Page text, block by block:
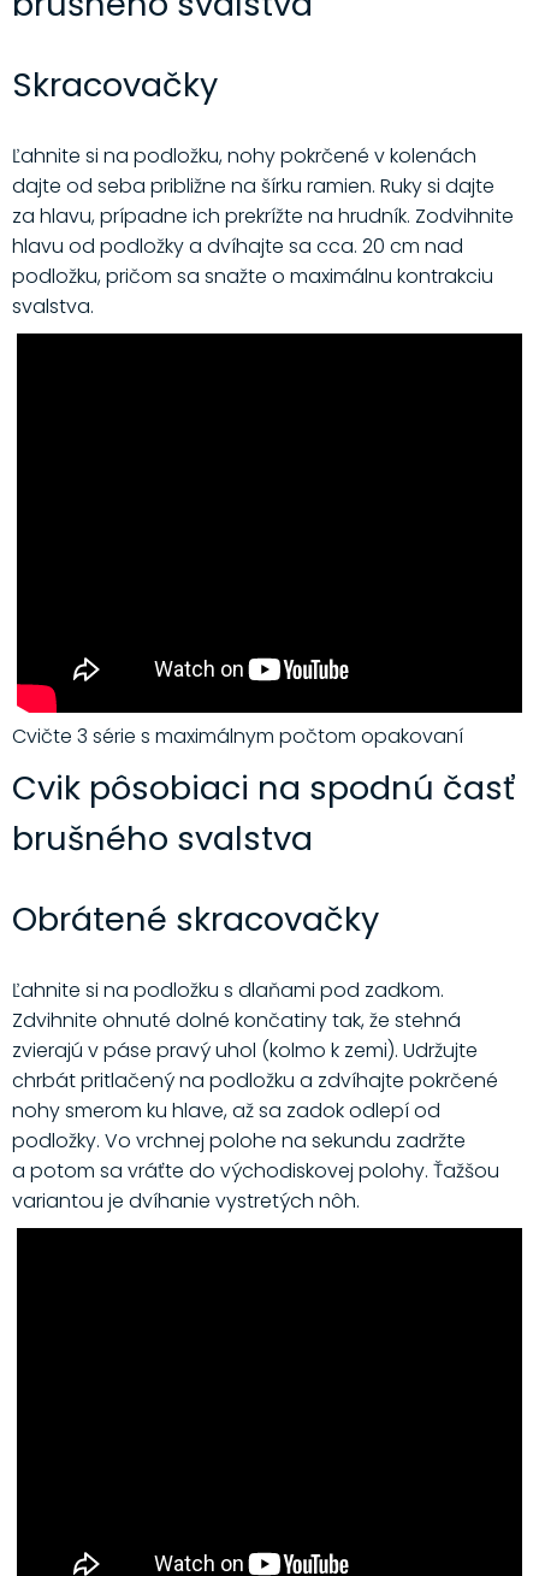
Skracovačky
Ľahnite si na podložku, nohy pokrčené v kolenách
dajte od seba približne na šírku ramien. Ruky si dajte
za hlavu, prípadne ich prekrížte na hrudník. Zodvihnite
hlavu od podložky a dvíhajte sa cca. 20 cm nad
podložku, pričom sa snažte o maximálnu kontrakciu
svalstva.
Cvičte 3 série s maximálnym počtom opakovaní
Cvik pôsobiaci na spodnú časť
brušného svalstva
Obrátené skracovačky
Ľahnite si na podložku s dlaňami pod zadkom.
Zdvihnite ohnuté dolné končatiny tak, že stehná
zvierajú v páse pravý uhol (kolmo k zemi). Udržujte
chrbát pritlačený na podložku a zdvíhajte pokrčené
nohy smerom ku hlave, až sa zadok odlepí od
podložky. Vo vrchnej polohe na sekundu zadržte
a potom sa vráťte do východiskovej polohy. Ťažšou
variantou je dvíhanie vystretých nôh.